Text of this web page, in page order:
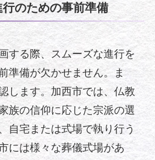
のための事前準備
する際、スムーズな進行を
準備が欠かせません。ま
します。加西市では、仏教
族の信仰に応じた宗派の選
自宅または式場で執り行う
には様々な葬儀式場があ